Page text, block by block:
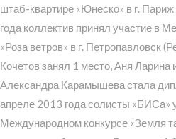
штаб-квартире «Юнеско» в г.
года коллектив принял участие в
«Роза ветров» в г. Петропавловск
Кочетов занял 1 место, Аня Ларина
Александра Карамышева стала
апреле 2013 года солисты «БИСа»
Международном конкурсе «Земля